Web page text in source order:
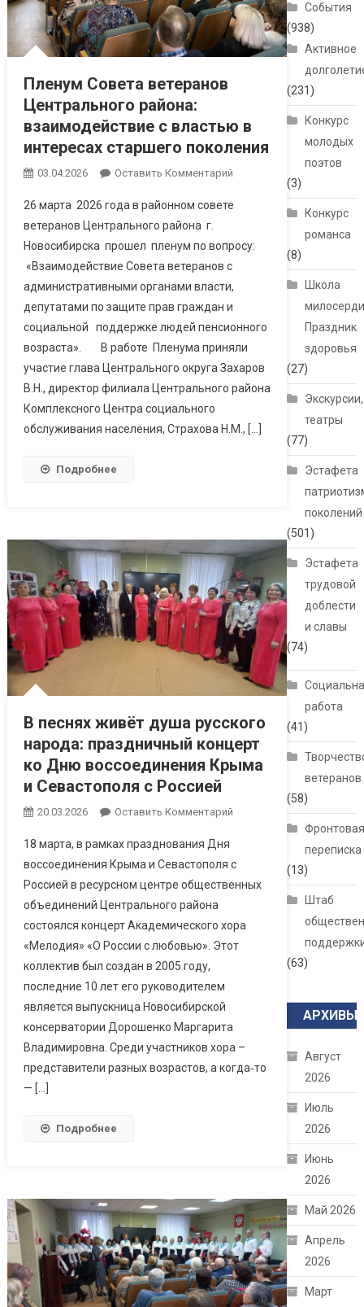
Пленум Совета ветеранов
Центрального района:
взаимодействие с властью в
интересах старшего поколения
03.04.2026 Оставить Комментарий
26 марта 2026 года в районном совете
ветеранов Центрального района г.
Новосибирска прошел пленум по вопросу:
«Взаимодействие Совета ветеранов с
административными органами власти,
депутатами по защите прав граждан и
социальной поддержке людей пенсионного
возраста». В работе Пленума приняли
участие глава Центрального округа Захаров
В.Н., директор филиала Центрального района
Комплексного Центра социального
обслуживания населения, Страхова Н.М., […]
Подробнее
В песнях живёт душа русского
народа: праздничный концерт
ко Дню воссоединения Крыма
и Севастополя с Россией
20.03.2026 Оставить Комментарий
18 марта, в рамках празднования Дня
воссоединения Крыма и Севастополя с
Россией в ресурсном центре общественных
объединений Центрального района
состоялся концерт Академического хора
«Мелодия» «О России с любовью». Этот
коллектив был создан в 2005 году,
последние 10 лет его руководителем
является выпускница Новосибирской
консерватории Дорошенко Маргарита
Владимировна. Среди участников хора –
представители разных возрастов, а когда‑то
— […]
Подробнее
События
(938)
Активное
(231)
Конкурс
молодых
поэтов
(3)
Конкурс
романса
(8)
Школа
Праздник
здоровья
(27)
Экскурсии,
театры
(77)
Эстафета
поколений
(501)
Эстафета
трудовой
доблести
и славы
(74)
работа
(41)
ветеранов
(58)
переписка
(13)
Штаб
(63)
АРХИВЫ
Август
2026
Июль
2026
Июнь
2026
Май 2026
Апрель
2026
Март